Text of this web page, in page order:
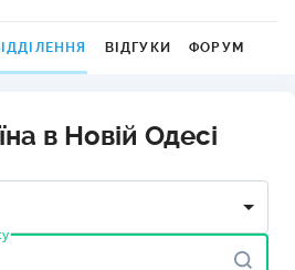
ВІДГУКИ ФОРУМ
в Новій Одесі